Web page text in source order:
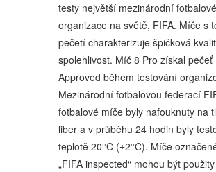
testy největší mezinárodní fotbalové
organizace na světě, FIFA. Míče s
pečetí charakterizuje špičková
spolehlivost. Míč 8 Pro získal pečeť
Approved během testování
Mezinárodní fotbalovou federací
fotbalové míče byly nafouknuty na
liber a v průběhu 24 hodin byly
teplotě 20°C (±2°C). Míče
„FIFA inspected“ mohou být